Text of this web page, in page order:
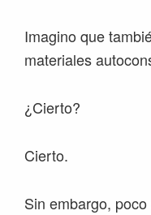
Imagino que
materiales
¿Cierto?
Cierto.
Sin embargo,